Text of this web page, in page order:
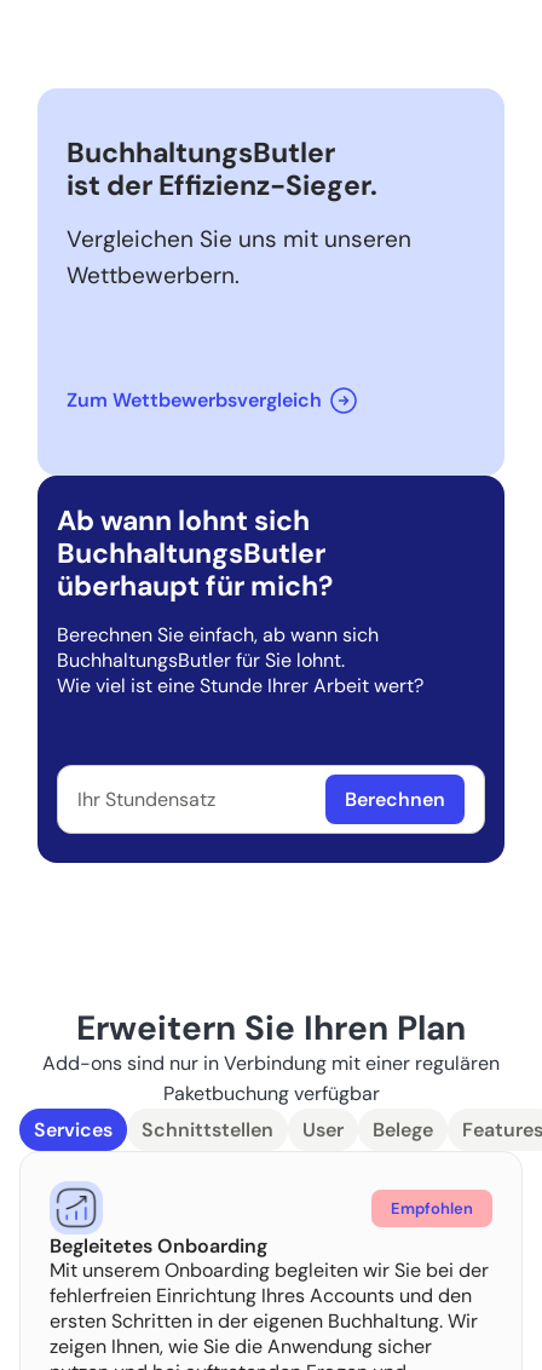
BuchhaltungsButler
ist der Effizienz-Sieger.
Vergleichen Sie uns mit unseren
Wettbewerbern.
Zum Wettbewerbsvergleich
Ab wann lohnt sich
BuchhaltungsButler
überhaupt für mich?
Berechnen Sie einfach, ab wann sich
BuchhaltungsButler für Sie lohnt.
Wie viel ist eine Stunde Ihrer Arbeit wert?
Berechnen
Erweitern Sie Ihren Plan
Add-ons sind nur in Verbindung mit einer regulären
Paketbuchung verfügbar
Services
Schnittstellen User Belege Features
Empfohlen
Begleitetes Onboarding
Mit unserem Onboarding begleiten wir Sie bei der
fehlerfreien Einrichtung Ihres Accounts und den
ersten Schritten in der eigenen Buchhaltung. Wir
zeigen Ihnen, wie Sie die Anwendung sicher